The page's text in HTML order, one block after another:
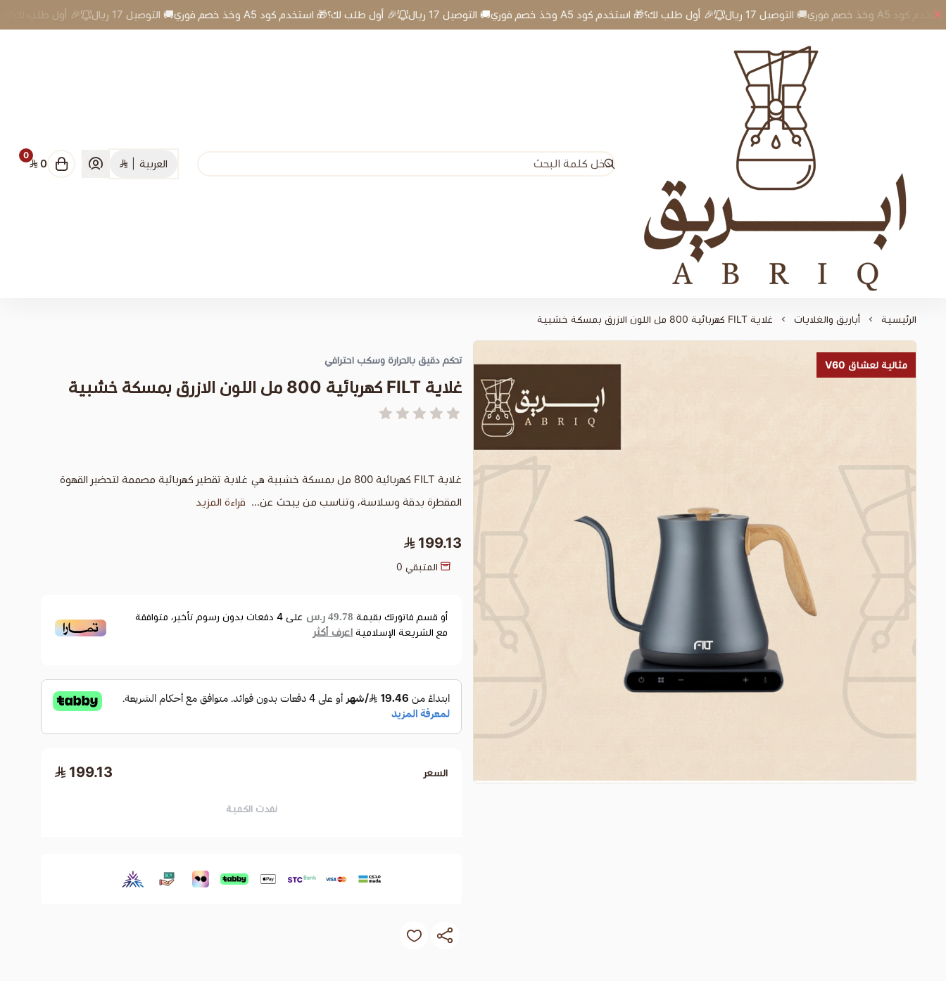
🎉 أول طلب لك؟🎁 استخدم كود A5 وخذ خصم فوري🚚 التوصيل 17 ريال 🎉 أول طلب لك؟🎁 استخدم كود A5 وخذ خصم فوري🚚 التوصيل 17 ريال 🎉 أول طلب لك؟🎁 استخدم كود A5 وخذ خصم فوري🚚 التوصيل 17 ريال
إبريق
العربية
0
0
الرئيسية أباريق والغلايات غلاية FILT كهربائية 800 مل اللون الازرق بمسكة خشبية
مثالية لعشاق V60 تحكم دقيق بالحرارة وسكب احترافي
غلاية FILT كهربائية 800 مل اللون الازرق بمسكة خشبية
غلاية FILT كهربائية 800 مل بمسكة خشبية هي غلاية تقطير كهربائية مصممة لتحضير القهوة
المقطرة بدقة وسلاسة، وتناسب من يبحث عن... قراءة المزيد
199.13
المتبقي 0
أو قسم فاتورتك بقيمة 49.78 ر.س على 4 دفعات بدون رسوم تأخير، متوافقة
مع الشريعة الإسلامية اعرف أكثر
السعر 199.13
نفدت الكمية